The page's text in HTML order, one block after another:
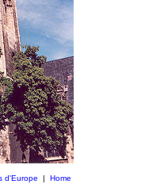
d'Europe Home